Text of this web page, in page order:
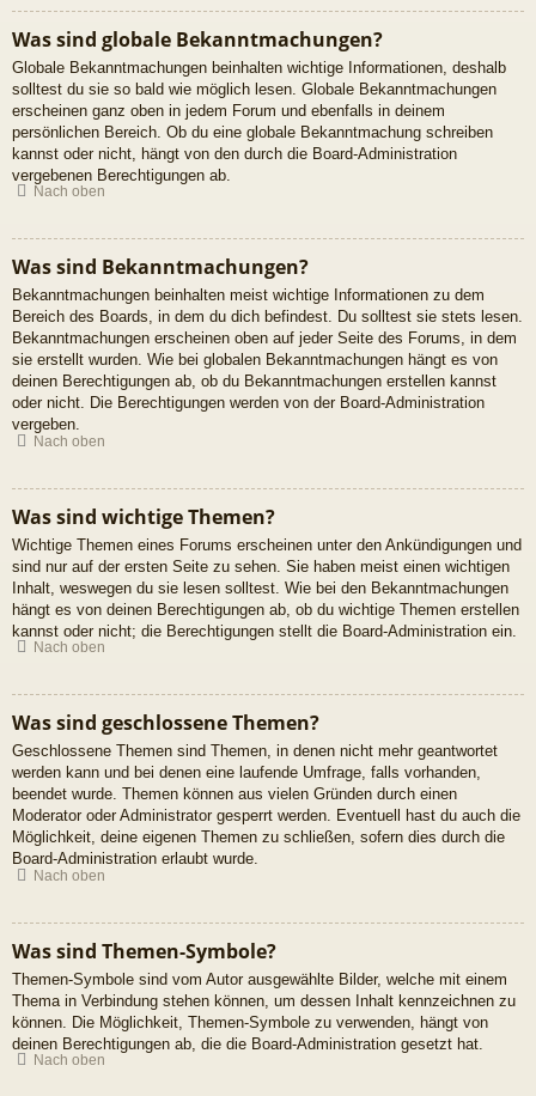
Was sind globale Bekanntmachungen?
Globale Bekanntmachungen beinhalten wichtige Informationen, deshalb
solltest du sie so bald wie möglich lesen. Globale Bekanntmachungen
erscheinen ganz oben in jedem Forum und ebenfalls in deinem
persönlichen Bereich. Ob du eine globale Bekanntmachung schreiben
kannst oder nicht, hängt von den durch die Board-Administration
vergebenen Berechtigungen ab.
Nach oben
Was sind Bekanntmachungen?
Bekanntmachungen beinhalten meist wichtige Informationen zu dem
Bereich des Boards, in dem du dich befindest. Du solltest sie stets lesen.
Bekanntmachungen erscheinen oben auf jeder Seite des Forums, in dem
sie erstellt wurden. Wie bei globalen Bekanntmachungen hängt es von
deinen Berechtigungen ab, ob du Bekanntmachungen erstellen kannst
oder nicht. Die Berechtigungen werden von der Board-Administration
vergeben.
Nach oben
Was sind wichtige Themen?
Wichtige Themen eines Forums erscheinen unter den Ankündigungen und
sind nur auf der ersten Seite zu sehen. Sie haben meist einen wichtigen
Inhalt, weswegen du sie lesen solltest. Wie bei den Bekanntmachungen
hängt es von deinen Berechtigungen ab, ob du wichtige Themen erstellen
kannst oder nicht; die Berechtigungen stellt die Board-Administration ein.
Nach oben
Was sind geschlossene Themen?
Geschlossene Themen sind Themen, in denen nicht mehr geantwortet
werden kann und bei denen eine laufende Umfrage, falls vorhanden,
beendet wurde. Themen können aus vielen Gründen durch einen
Moderator oder Administrator gesperrt werden. Eventuell hast du auch die
Möglichkeit, deine eigenen Themen zu schließen, sofern dies durch die
Board-Administration erlaubt wurde.
Nach oben
Was sind Themen-Symbole?
Themen-Symbole sind vom Autor ausgewählte Bilder, welche mit einem
Thema in Verbindung stehen können, um dessen Inhalt kennzeichnen zu
können. Die Möglichkeit, Themen-Symbole zu verwenden, hängt von
deinen Berechtigungen ab, die die Board-Administration gesetzt hat.
Nach oben